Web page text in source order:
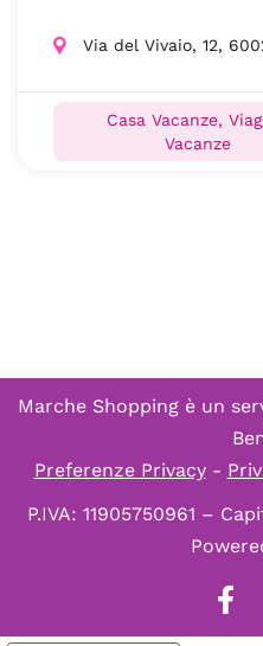
Via del Vivaio, 12,
Casa Vacanze,
Vacanze
Marche Shopping è un
Preferenze Privacy-
P.IVA: 11905750961 –